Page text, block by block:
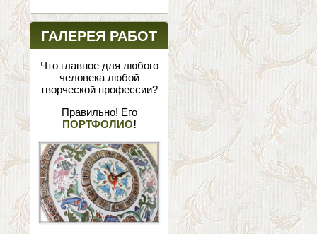
ГАЛЕРЕЯ РАБОТ
Что главное для любого
человека любой
творческой профессии?
Правильно! Его
ПОРТФОЛИО!